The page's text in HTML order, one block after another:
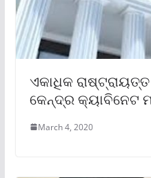
ଏକାଧିକ
କେନ୍ଦ୍ର କ୍ୟାବିନେଟ
March 4, 2020